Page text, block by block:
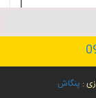
: پنگاش